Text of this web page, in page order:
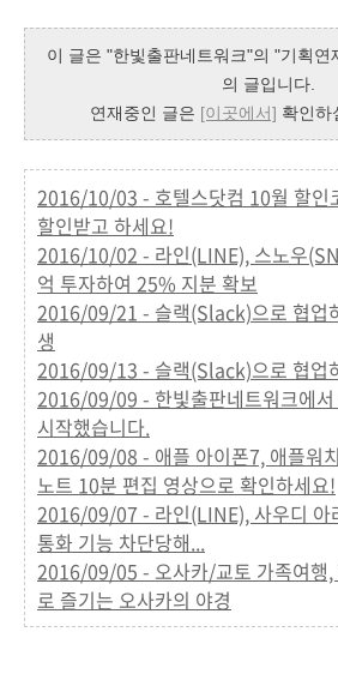
이 글은 "한빛출판네트워크"의 "기획연
의 글입니다.
연재중인 글은 [이곳에서] 확인하
2016/10/03 - 호텔스닷컴 10월 할인
할인받고 하세요!
2016/10/02 - 라인(LINE), 스노우
억 투자하여 25% 지분 확보
2016/09/21 - 슬랙(Slack)으로 협업
생
2016/09/13 - 슬랙(Slack)으로 협업
2016/09/09 - 한빛출판네트워크에
시작했습니다.
2016/09/08 - 애플 아이폰7, 애플워
노트 10분 편집 영상으로 확인하세요!
2016/09/07 - 라인(LINE), 사우디 아
통화 기능 차단당해...
2016/09/05 - 오사카/교토 가족여행,
로 즐기는 오사카의 야경